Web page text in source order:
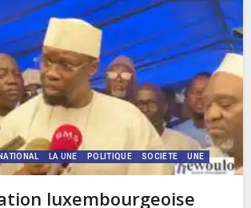
LA UNE POLITIQUE SOCIETE UNE
luxembourgeoise